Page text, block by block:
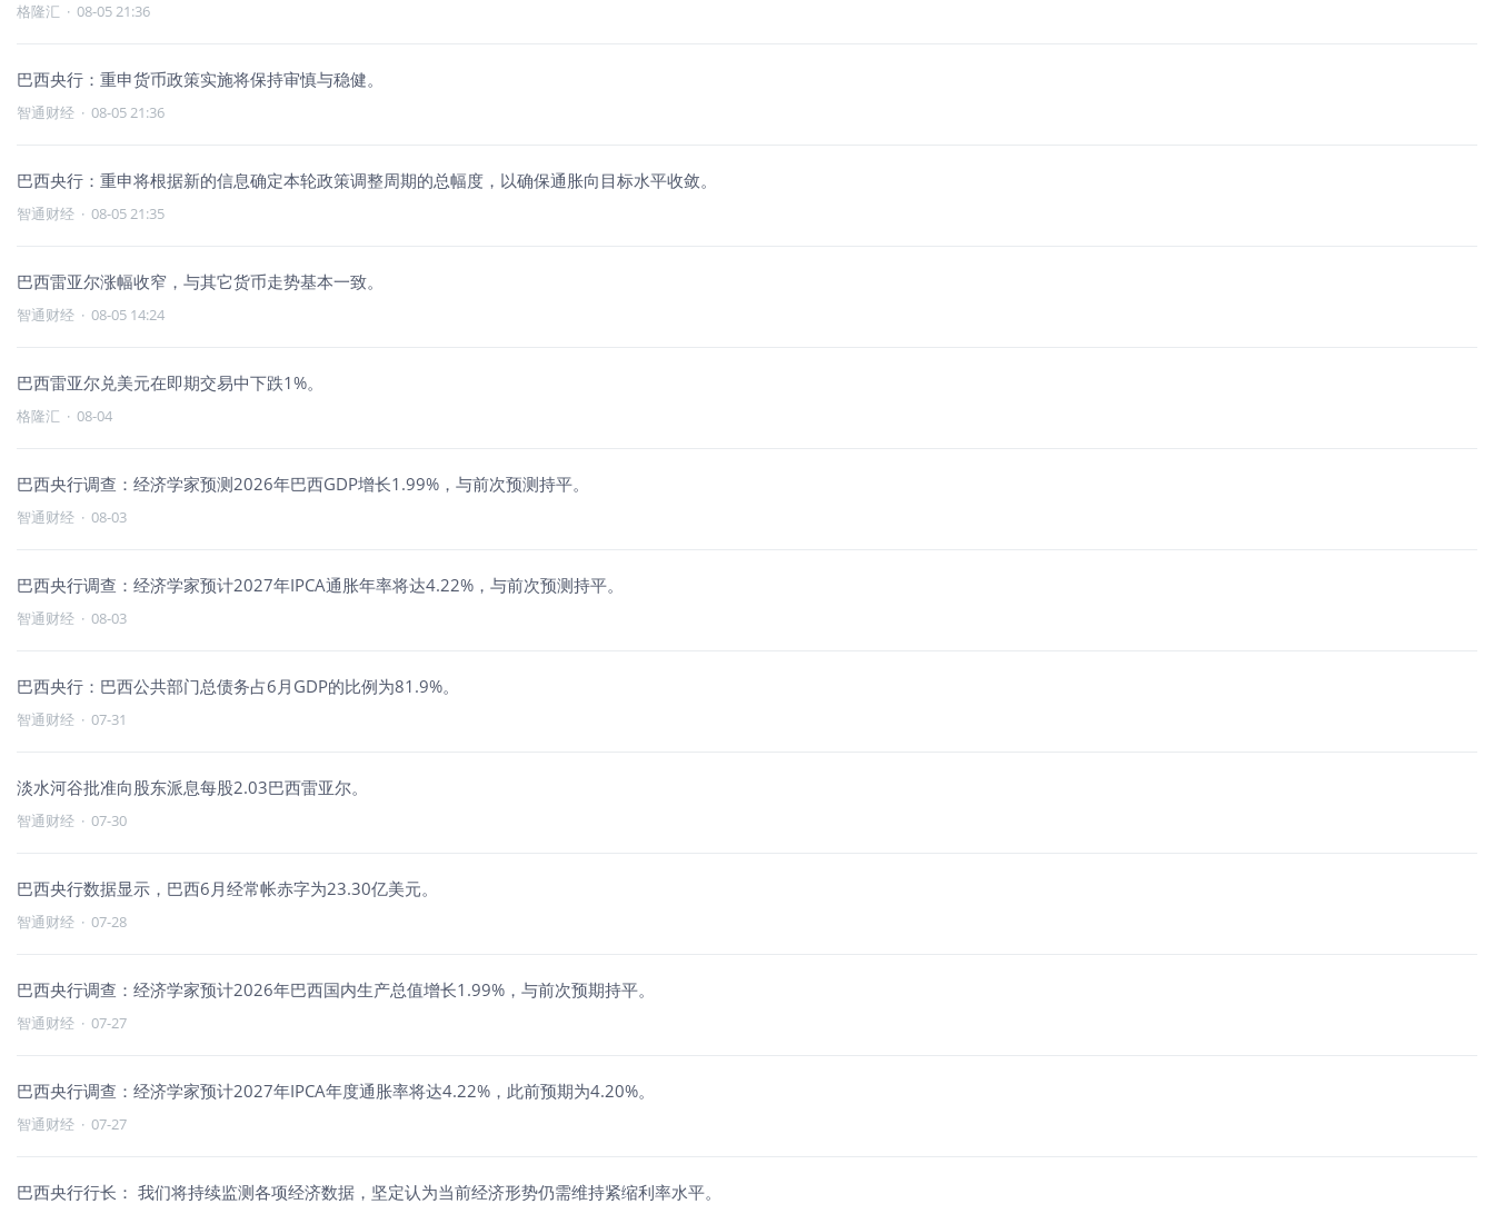
格隆汇 · 08-05 21:36
巴西央行：重申货币政策实施将保持审慎与稳健。
智通财经 · 08-05 21:36
巴西央行：重申将根据新的信息确定本轮政策调整周期的总幅度，以确保通胀向目标水平收敛。
智通财经 · 08-05 21:35
巴西雷亚尔涨幅收窄，与其它货币走势基本一致。
智通财经 · 08-05 14:24
巴西雷亚尔兑美元在即期交易中下跌1%。
格隆汇 · 08-04
巴西央行调查：经济学家预测2026年巴西GDP增长1.99%，与前次预测持平。
智通财经 · 08-03
巴西央行调查：经济学家预计2027年IPCA通胀年率将达4.22%，与前次预测持平。
智通财经 · 08-03
巴西央行：巴西公共部门总债务占6月GDP的比例为81.9%。
智通财经 · 07-31
淡水河谷批准向股东派息每股2.03巴西雷亚尔。
智通财经 · 07-30
巴西央行数据显示，巴西6月经常帐赤字为23.30亿美元。
智通财经 · 07-28
巴西央行调查：经济学家预计2026年巴西国内生产总值增长1.99%，与前次预期持平。
智通财经 · 07-27
巴西央行调查：经济学家预计2027年IPCA年度通胀率将达4.22%，此前预期为4.20%。
智通财经 · 07-27
巴西央行行长： 我们将持续监测各项经济数据，坚定认为当前经济形势仍需维持紧缩利率水平。